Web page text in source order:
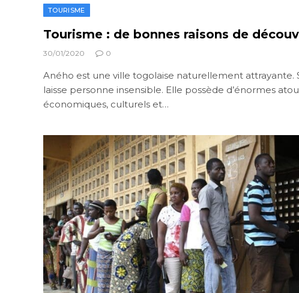
TOURISME
Tourisme : de bonnes raisons de
30/01/2020 0
Aného est une ville togolaise naturellement attrayante.
laisse personne insensible. Elle possède d’énormes
économiques, culturels et…